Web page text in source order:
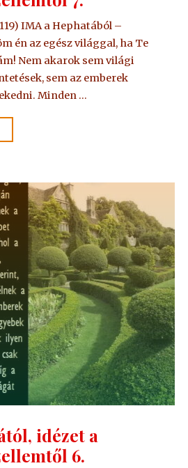
IMA a Hephatából –
én az egész világgal, ha Te
Nem akarok sem világi
sem az emberek
Minden …
Adelmától,
a
Névtelen
Szellemtől
7."
idézet a
6.